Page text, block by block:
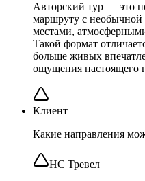
Авторский тур — это
маршруту с
местами,
Такой формат
больше живых
ощущения настоящего
Клиент
Какие направления
НС Тревел